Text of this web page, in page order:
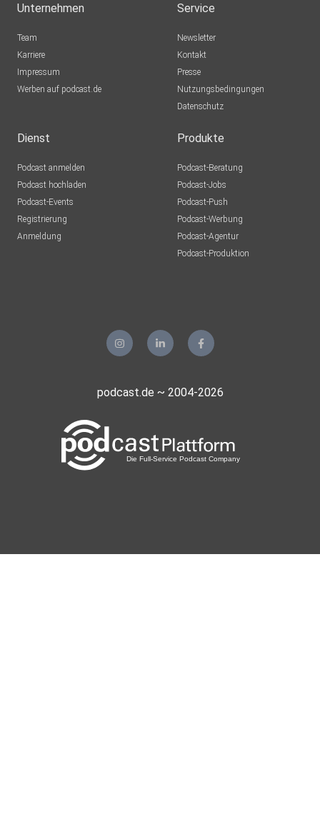
Unternehmen
Team
Karriere
Impressum
Werben auf podcast.de
Service
Newsletter
Kontakt
Presse
Nutzungsbedingungen
Datenschutz
Dienst
Podcast anmelden
Podcast hochladen
Podcast-Events
Registrierung
Anmeldung
Produkte
Podcast-Beratung
Podcast-Jobs
Podcast-Push
Podcast-Werbung
Podcast-Agentur
Podcast-Produktion
podcast.de ~ 2004-2026